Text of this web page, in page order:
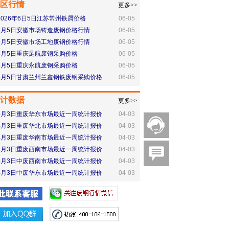
更多>>
行情
06-05
年6日5日江苏常州铁屑价格
06-05
5日安徽市场铸造废钢价格行情
06-05
5日安徽市场工地废钢价格行情
06-05
5日重庆足航废钢采购价格
06-05
5日重庆永航废钢采购价格
06-05
5日甘肃兰州兰鑫钢铁废钢采购价格
更多>>
数据
04-03
3日重废华东市场最近一周统计报价
04-03
3日重废华北市场最近一周统计报价
04-03
3日重废华南市场最近一周统计报价
04-03
3日重废西南市场最近一周统计报价
04-03
3日中废西南市场最近一周统计报价
04-03
3日中废华东市场最近一周统计报价